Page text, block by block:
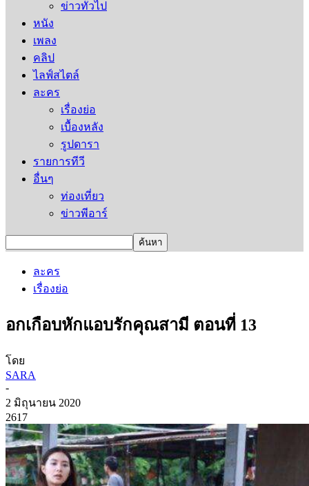
ข่าวทั่วไป
หนัง
เพลง
คลิป
ไลฟ์สไตล์
ละคร
เรื่องย่อ
เบื้องหลัง
รูปดารา
รายการทีวี
อื่นๆ
ท่องเที่ยว
ข่าวพีอาร์
ละคร
เรื่องย่อ
อกเกือบหักแอบรักคุณสามี ตอนที่ 13
โดย
SARA
-
2 มิถุนายน 2020
2617